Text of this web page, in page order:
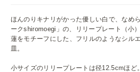
ほんのりキナリがかった優しい白で、なめ
ークshiromoegi」の、リリープレート（小）
蓮をモチーフにした、フリルのようなシル
皿。
小サイズのリリープレートは径12.5cmほど。